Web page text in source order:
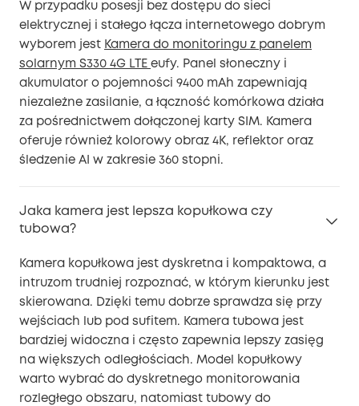
W przypadku posesji bez dostępu do sieci
elektrycznej i stałego łącza internetowego dobrym
wyborem jest Kamera do monitoringu z panelem
solarnym S330 4G LTE eufy. Panel słoneczny i
akumulator o pojemności 9400 mAh zapewniają
niezależne zasilanie, a łączność komórkowa działa
za pośrednictwem dołączonej karty SIM. Kamera
oferuje również kolorowy obraz 4K, reflektor oraz
śledzenie AI w zakresie 360 stopni.
Jaka kamera jest lepsza kopułkowa czy
tubowa?
Kamera kopułkowa jest dyskretna i kompaktowa, a
intruzom trudniej rozpoznać, w którym kierunku jest
skierowana. Dzięki temu dobrze sprawdza się przy
wejściach lub pod sufitem. Kamera tubowa jest
bardziej widoczna i często zapewnia lepszy zasięg
na większych odległościach. Model kopułkowy
warto wybrać do dyskretnego monitorowania
rozległego obszaru, natomiast tubowy do